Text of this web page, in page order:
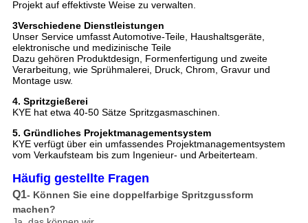
Projekt auf effektivste Weise zu verwalten.
3Verschiedene Dienstleistungen
Unser Service umfasst Automotive-Teile, Haushaltsgeräte,
elektronische und medizinische Teile
Dazu gehören Produktdesign, Formenfertigung und zweite
Verarbeitung, wie Sprühmalerei, Druck, Chrom, Gravur und
Montage usw.
4. Spritzgießerei
KYE hat etwa 40-50 Sätze Spritzgasmaschinen.
5. Gründliches Projektmanagementsystem
KYE verfügt über ein umfassendes Projektmanagementsystem
vom Verkaufsteam bis zum Ingenieur- und Arbeiterteam.
Häufig gestellte Fragen
Q1- Können Sie eine doppelfarbige Spritzgussform
machen?